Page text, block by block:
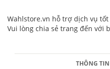
Wahlstore.vn hỗ trợ dịch vụ
Vui lòng chia sẻ trang đến với
THÔNG